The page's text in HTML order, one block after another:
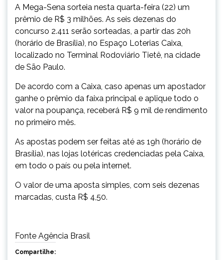
A Mega-Sena sorteia nesta quarta-feira (22) um
prêmio de R$ 3 milhões. As seis dezenas do
concurso 2.411 serão sorteadas, a partir das 20h
(horário de Brasília), no Espaço Loterias Caixa,
localizado no Terminal Rodoviário Tietê, na cidade
de São Paulo.
De acordo com a Caixa, caso apenas um apostador
ganhe o prêmio da faixa principal e aplique todo o
valor na poupança, receberá R$ 9 mil de rendimento
no primeiro mês.
As apostas podem ser feitas até as 19h (horário de
Brasília), nas lojas lotéricas credenciadas pela Caixa,
em todo o país ou pela internet.
O valor de uma aposta simples, com seis dezenas
marcadas, custa R$ 4,50.
Fonte Agência Brasil
Compartilhe: